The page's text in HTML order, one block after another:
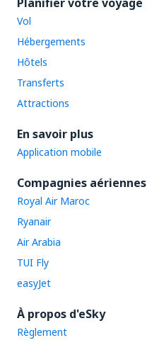
Vol
Hébergements
Hôtels
Transferts
Attractions
En savoir plus
Application mobile
Compagnies aériennes
Royal Air Maroc
Ryanair
Air Arabia
TUI Fly
easyJet
À propos d'eSky
Règlement